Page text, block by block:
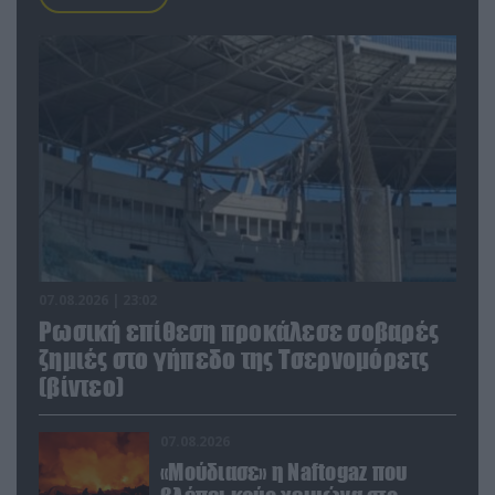
Ρωσική επίθεση προκάλεσε σοβαρές
ζημιές στο γήπεδο της Τσερνομόρετς
(βίντεο)
«Μούδιασε» η Naftogaz που